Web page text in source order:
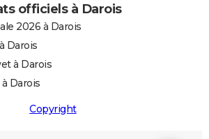
officiels à Darois
2026 à Darois
Darois
à Darois
Darois
Copyright